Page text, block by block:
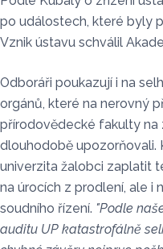
po událostech, které byly
Vznik ústavu schválil
Odboráři poukazují i na
orgánů, které na nerovný
přírodovědecké fakulty na
dlouhodobě upozorňovali.
univerzita žalobci zaplatit
na úrocích z prodlení, ale i
soudního řízení. "Podle
auditu UP katastrofálně